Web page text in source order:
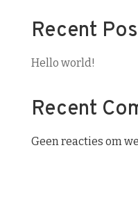
Recent
Hello world!
Recent
Geen reacties om